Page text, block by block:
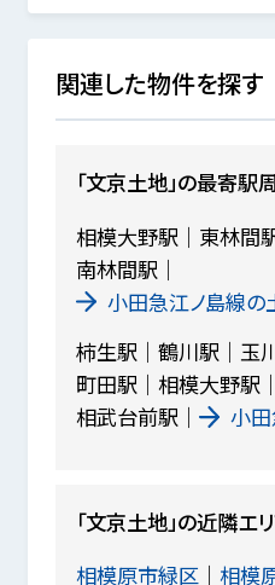
関連した物件を探す
「文京土地」の最寄
相模大野駅
東林間
南林間駅
小田急江ノ島線の
柿生駅
鶴川駅
玉
町田駅
相模大野駅
相武台前駅
小
「文京土地」の近隣エ
相模原市緑区
相模